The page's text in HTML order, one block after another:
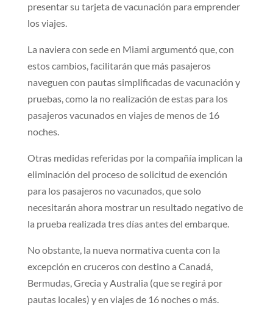
presentar su tarjeta de vacunación para emprender
los viajes.
La naviera con sede en Miami argumentó que, con
estos cambios, facilitarán que más pasajeros
naveguen con pautas simplificadas de vacunación y
pruebas, como la no realización de estas para los
pasajeros vacunados en viajes de menos de 16
noches.
Otras medidas referidas por la compañía implican la
eliminación del proceso de solicitud de exención
para los pasajeros no vacunados, que solo
necesitarán ahora mostrar un resultado negativo de
la prueba realizada tres días antes del embarque.
No obstante, la nueva normativa cuenta con la
excepción en cruceros con destino a Canadá,
Bermudas, Grecia y Australia (que se regirá por
pautas locales) y en viajes de 16 noches o más.